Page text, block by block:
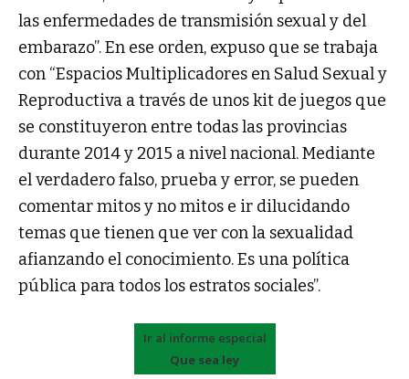
las enfermedades de transmisión sexual y del
embarazo”. En ese orden, expuso que se trabaja
con “Espacios Multiplicadores en Salud Sexual y
Reproductiva a través de unos kit de juegos que
se constituyeron entre todas las provincias
durante 2014 y 2015 a nivel nacional. Mediante
el verdadero falso, prueba y error, se pueden
comentar mitos y no mitos e ir dilucidando
temas que tienen que ver con la sexualidad
afianzando el conocimiento. Es una política
pública para todos los estratos sociales”.
Ir al informe especial
Que sea ley